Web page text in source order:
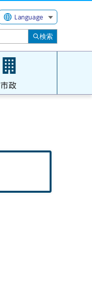
Language
検索
市政